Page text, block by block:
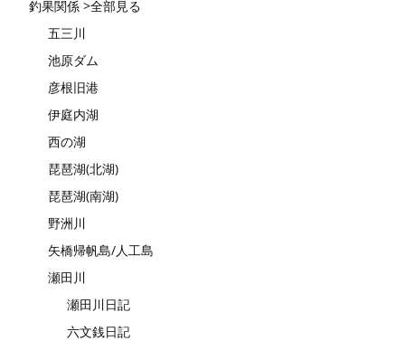
釣果関係 >全部見る
五三川
池原ダム
彦根旧港
伊庭内湖
西の湖
琵琶湖(北湖)
琵琶湖(南湖)
野洲川
矢橋帰帆島/人工島
瀬田川
瀬田川日記
六文銭日記